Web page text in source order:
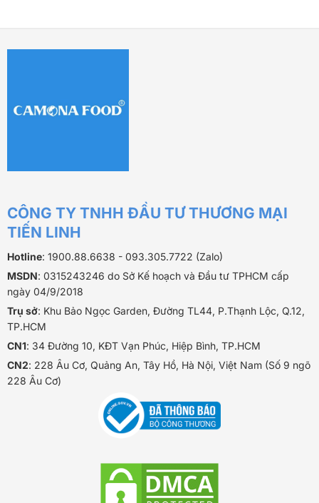
hương vị thơm ngon đặc trưng.
2. Quy trình làm khô cá lóc truyền thống
CÔNG TY TNHH ĐẦU TƯ THƯƠNG MẠI
TIẾN LINH
Hotline: 1900.88.6638 - 093.305.7722 (Zalo)
MSDN: 0315243246 do Sở Kế hoạch và Đầu tư TPHCM cấp
ngày 04/9/2018
Trụ sở: Khu Bảo Ngọc Garden, Đường TL44, P.Thạnh Lộc, Q.12,
TP.HCM
CN1: 34 Đường 10, KĐT Vạn Phúc, Hiệp Bình, TP.HCM
CN2: 228 Âu Cơ, Quảng An, Tây Hồ, Hà Nội, Việt Nam (Số 9 ngõ
228 Âu Cơ)